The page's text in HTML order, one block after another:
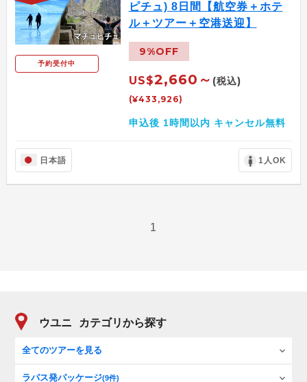
予約受付中
ピチュ) 8日間【航空券＋ホテ
ル＋ツアー＋空港送迎】
9%OFF
US$2,660～ (税込)
(¥433,926)
申込後 1時間以内 キャンセル無料
日本語 1人OK
1
ウユニ カテゴリから探す
全てのツアーを見る
ラパス発パッケージ(9件)